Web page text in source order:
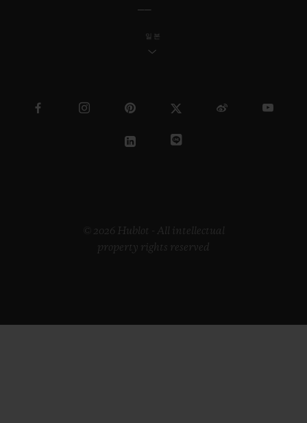
일본
© 2026 Hublot - All intellectual
property rights reserved